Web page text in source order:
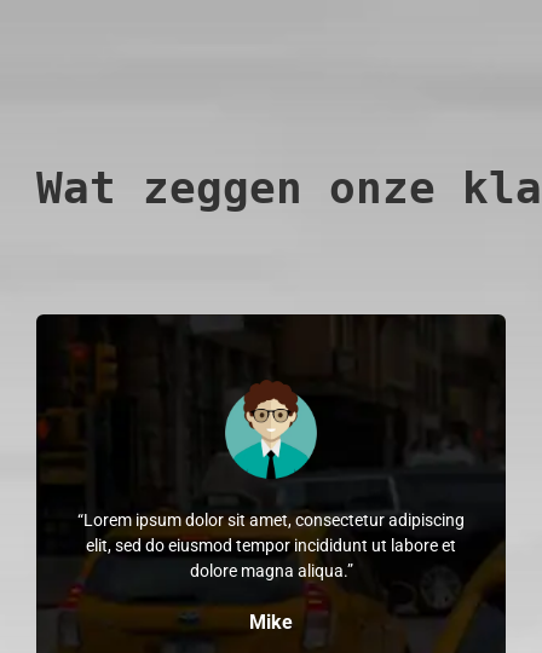
Wat zeggen onze
“Lorem ipsum dolor sit amet, consectetur adipiscing
elit, sed do eiusmod tempor incididunt ut labore et
dolore magna aliqua.”
Mike